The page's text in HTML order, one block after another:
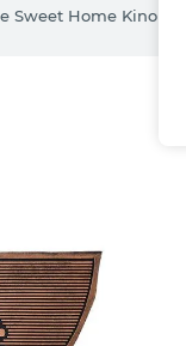
Sweet Home Kinor